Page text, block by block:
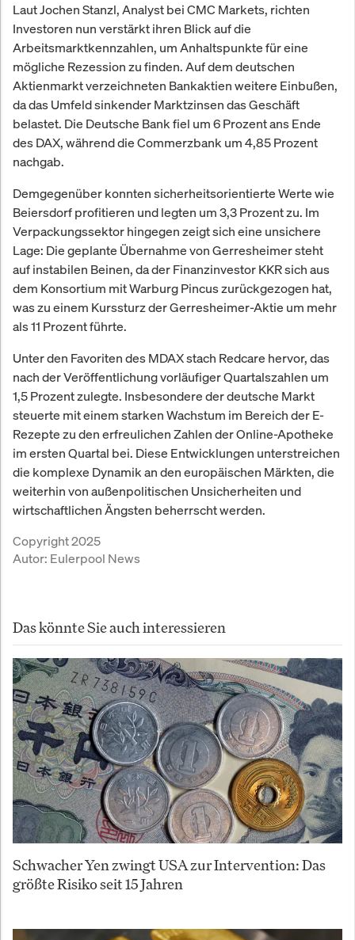
Laut Jochen Stanzl, Analyst bei CMC Markets, richten
Investoren nun verstärkt ihren Blick auf die
Arbeitsmarktkennzahlen, um Anhaltspunkte für eine
mögliche Rezession zu finden. Auf dem deutschen
Aktienmarkt verzeichneten Bankaktien weitere Einbußen,
da das Umfeld sinkender Marktzinsen das Geschäft
belastet. Die Deutsche Bank fiel um 6 Prozent ans Ende
des DAX, während die Commerzbank um 4,85 Prozent
nachgab.
Demgegenüber konnten sicherheitsorientierte Werte wie
Beiersdorf profitieren und legten um 3,3 Prozent zu. Im
Verpackungssektor hingegen zeigt sich eine unsichere
Lage: Die geplante Übernahme von Gerresheimer steht
auf instabilen Beinen, da der Finanzinvestor KKR sich aus
dem Konsortium mit Warburg Pincus zurückgezogen hat,
was zu einem Kurssturz der Gerresheimer-Aktie um mehr
als 11 Prozent führte.
Unter den Favoriten des MDAX stach Redcare hervor, das
nach der Veröffentlichung vorläufiger Quartalszahlen um
1,5 Prozent zulegte. Insbesondere der deutsche Markt
steuerte mit einem starken Wachstum im Bereich der E-
Rezepte zu den erfreulichen Zahlen der Online-Apotheke
im ersten Quartal bei. Diese Entwicklungen unterstreichen
die komplexe Dynamik an den europäischen Märkten, die
weiterhin von außenpolitischen Unsicherheiten und
wirtschaftlichen Ängsten beherrscht werden.
Copyright 2025
Autor: Eulerpool News
Das könnte Sie auch interessieren
Schwacher Yen zwingt USA zur Intervention: Das
größte Risiko seit 15 Jahren